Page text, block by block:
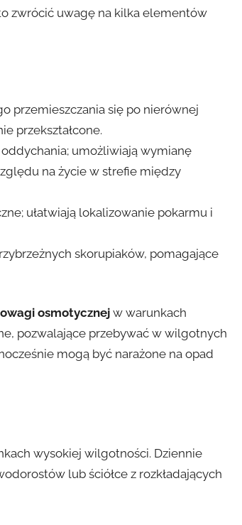
zwrócić uwagę na kilka elementów
przemieszczania się po nierównej
przekształcone.
oddychania; umożliwiają wymianę
na życie w strefie między
ułatwiają lokalizowanie pokarmu i
skorupiaków, pomagające
osmotycznej w warunkach
pozwalające przebywać w wilgotnych
mogą być narażone na opad
wysokiej wilgotności. Dziennie
lub ściółce z rozkładających